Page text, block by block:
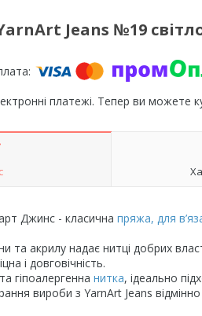
Jeans №19
платежі. Тепер ви
Джинс - класична пряжа, для
та акрилу надає нитці добрих
і довговічність.
гіпоалергенна нитка, ідеально
вироби з YarnArt Jeans